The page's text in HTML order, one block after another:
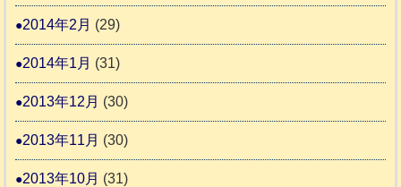
2014年2月 (29)
2014年1月 (31)
2013年12月 (30)
2013年11月 (30)
2013年10月 (31)